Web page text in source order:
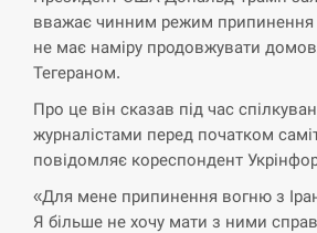
СЕРПЕНЬ
Экс-послу в США
СЕРПЕНЬ
14:40
У Росії розгортається
Reuters
вважає чинним режим припинення
не має наміру продовжувати
Тегераном.
Про це він сказав під час
журналістами перед початком
повідомляє кореспондент
«Для мене припинення вогню з
Я більше не хочу мати з ними